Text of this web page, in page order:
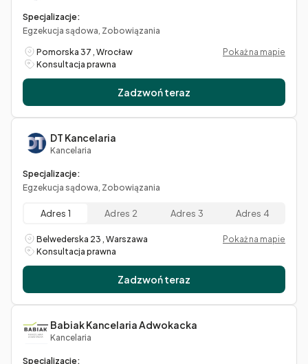
Specjalizacje:
Egzekucja sądowa, Zobowiązania
Pomorska 37 , Wrocław
Pokaż na mapie
Konsultacja prawna
Zadzwoń teraz
DT Kancelaria
Kancelaria
Specjalizacje:
Egzekucja sądowa, Zobowiązania
Adres 1 Adres 2 Adres 3 Adres 4
Belwederska 23 , Warszawa
Pokaż na mapie
Konsultacja prawna
Zadzwoń teraz
Babiak Kancelaria Adwokacka
Kancelaria
Specjalizacje: